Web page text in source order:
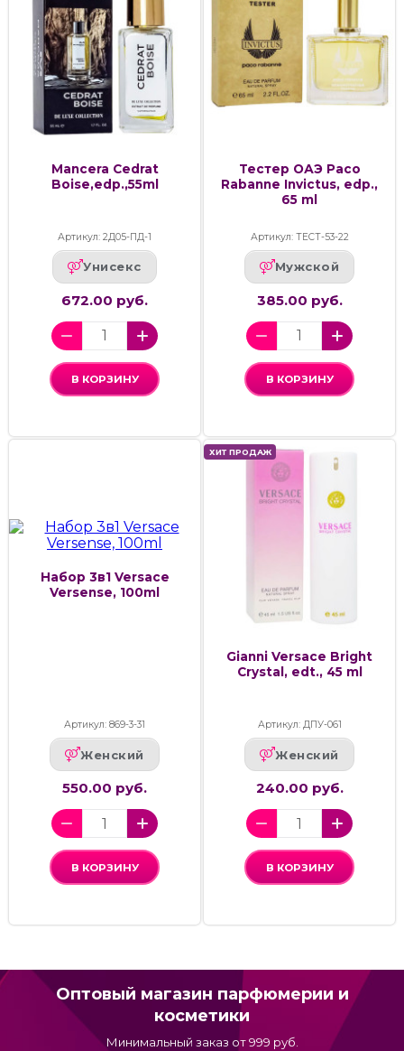
Mancera Cedrat
Boise,edp.,55ml
Артикул: 2Д05-ПД-1
Унисекс
672.00 руб.
В КОРЗИНУ
Тестер ОАЭ Paco
Rabanne Invictus, edp.,
65 ml
Артикул: ТЕСТ-53-22
Мужской
385.00 руб.
В КОРЗИНУ
Набор 3в1 Versace
Versense, 100ml
Артикул: 869-3-31
Женский
550.00 руб.
В КОРЗИНУ
ХИТ ПРОДАЖ
Gianni Versace Bright
Crystal, edt., 45 ml
Артикул: ДПУ-061
Женский
240.00 руб.
В КОРЗИНУ
Оптовый магазин парфюмерии и
косметики
Минимальный заказ от 999 руб.